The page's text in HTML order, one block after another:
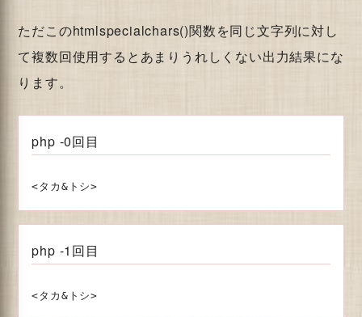
ただこのhtmlspecialchars()関数を同じ文字列に対し
て複数回使用するとあまりうれしくない出力結果にな
ります。
php -0回目
php -1回目